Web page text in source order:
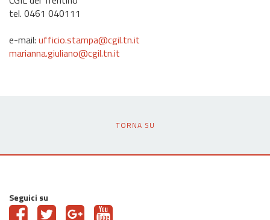
tel. 0461 040111
e-mail: ufficio.stampa@cgil.tn.it
marianna.giuliano@cgil.tn.it
TORNA SU
Seguici su